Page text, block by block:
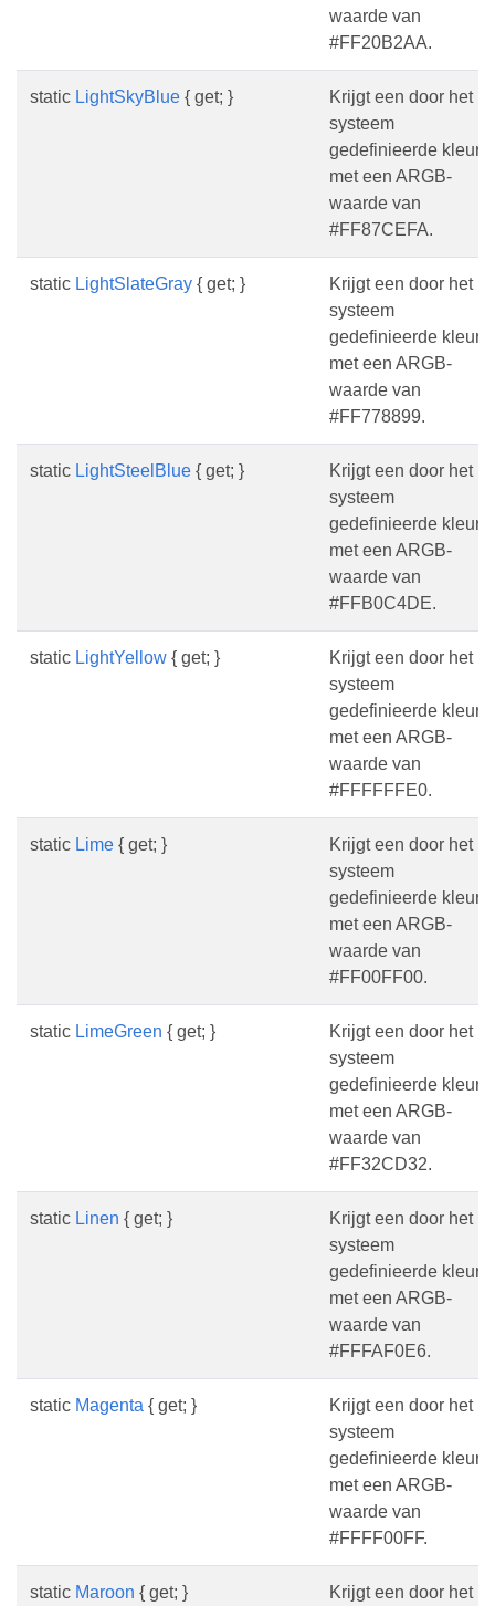
waarde van
#FF20B2AA.
static LightSkyBlue { get; }
Krijgt een door het
systeem
gedefinieerde kleur
met een ARGB-
waarde van
#FF87CEFA.
static LightSlateGray { get; }
Krijgt een door het
systeem
gedefinieerde kleur
met een ARGB-
waarde van
#FF778899.
static LightSteelBlue { get; }
Krijgt een door het
systeem
gedefinieerde kleur
met een ARGB-
waarde van
#FFB0C4DE.
static LightYellow { get; }
Krijgt een door het
systeem
gedefinieerde kleur
met een ARGB-
waarde van
#FFFFFFE0.
static Lime { get; }
Krijgt een door het
systeem
gedefinieerde kleur
met een ARGB-
waarde van
#FF00FF00.
static LimeGreen { get; }
Krijgt een door het
systeem
gedefinieerde kleur
met een ARGB-
waarde van
#FF32CD32.
static Linen { get; }
Krijgt een door het
systeem
gedefinieerde kleur
met een ARGB-
waarde van
#FFFAF0E6.
static Magenta { get; }
Krijgt een door het
systeem
gedefinieerde kleur
met een ARGB-
waarde van
#FFFF00FF.
static Maroon { get; } Krijgt een door het